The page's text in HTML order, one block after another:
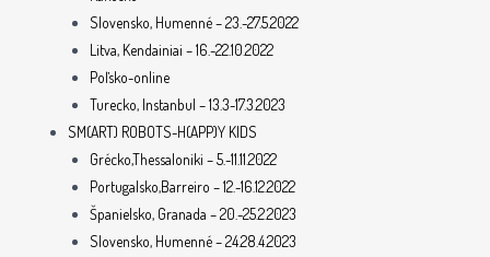
Slovensko, Humenné – 23.-27.5.2022
Litva, Kendainiai – 16.-22.10.2022
Poľsko-online
Turecko, Instanbul – 13.3-17.3.2023
SM(ART) ROBOTS-H(APP)Y KIDS
Grécko,Thessaloniki – 5.-11.11.2022
Portugalsko,Barreiro – 12.-16.12.2022
Španielsko, Granada – 20.-25.2.2023
Slovensko, Humenné – 24.28.4.2023